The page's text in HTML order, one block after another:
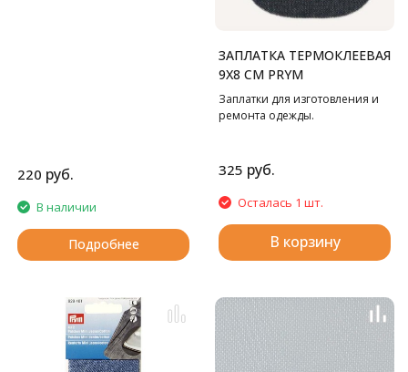
220 руб.
В наличии
Подробнее
ЗАПЛАТКА ТЕРМОКЛЕЕВАЯ
9Х8 СМ PRYM
Заплатки для изготовления и
ремонта одежды.
325 руб.
Осталась 1 шт.
В корзину